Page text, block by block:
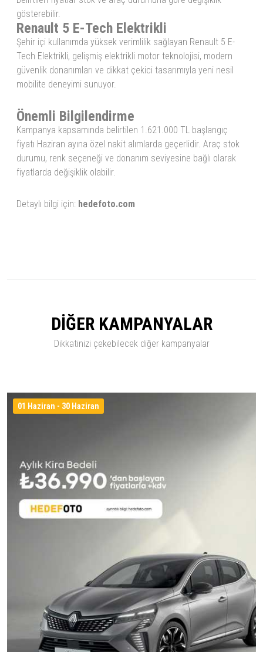
gösterebilir.
Renault 5 E-Tech Elektrikli
Şehir içi kullanımda yüksek verimlilik sağlayan Renault 5 E-
Tech Elektrikli, gelişmiş elektrikli motor teknolojisi, modern
güvenlik donanımları ve dikkat çekici tasarımıyla yeni nesil
mobilite deneyimi sunuyor.
Önemli Bilgilendirme
Kampanya kapsamında belirtilen 1.621.000 TL başlangıç
fiyatı Haziran ayına özel nakit alımlarda geçerlidir. Araç stok
durumu, renk seçeneği ve donanım seviyesine bağlı olarak
fiyatlarda değişiklik olabilir.
Detaylı bilgi için: hedefoto.com
DİĞER KAMPANYALAR
Dikkatinizi çekebilecek diğer kampanyalar
01 Haziran - 30 Haziran